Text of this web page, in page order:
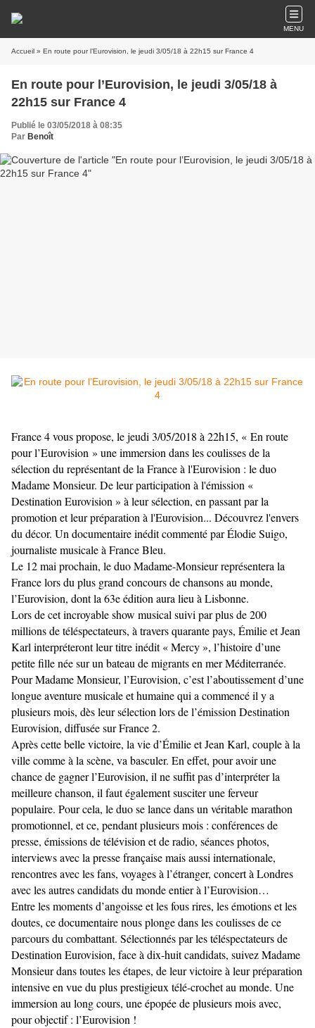
MENU
Accueil » En route pour l’Eurovision, le jeudi 3/05/18 à 22h15 sur France 4
En route pour l’Eurovision, le jeudi 3/05/18 à
22h15 sur France 4
Publié le 03/05/2018 à 08:35
Par Benoît
France 4 vous propose, le jeudi 3/05/2018 à 22h15, « En route
pour l’Eurovision » une immersion dans les coulisses de la
sélection du représentant de la France à l'Eurovision : le duo
Madame Monsieur. De leur participation à l'émission «
Destination Eurovision » à leur sélection, en passant par la
promotion et leur préparation à l'Eurovision... Découvrez l'envers
du décor. Un documentaire inédit commenté par Élodie Suigo,
journaliste musicale à France Bleu.
Le 12 mai prochain, le duo Madame-Monsieur représentera la
France lors du plus grand concours de chansons au monde,
l’Eurovision, dont la 63e édition aura lieu à Lisbonne.
Lors de cet incroyable show musical suivi par plus de 200
millions de téléspectateurs, à travers quarante pays, Émilie et Jean
Karl interpréteront leur titre inédit « Mercy », l’histoire d’une
petite fille née sur un bateau de migrants en mer Méditerranée.
Pour Madame Monsieur, l’Eurovision, c’est l’aboutissement d’une
longue aventure musicale et humaine qui a commencé il y a
plusieurs mois, dès leur sélection lors de l’émission Destination
Eurovision, diffusée sur France 2.
Après cette belle victoire, la vie d’Émilie et Jean Karl, couple à la
ville comme à la scène, va basculer. En effet, pour avoir une
chance de gagner l’Eurovision, il ne suffit pas d’interpréter la
meilleure chanson, il faut également susciter une ferveur
populaire. Pour cela, le duo se lance dans un véritable marathon
promotionnel, et ce, pendant plusieurs mois : conférences de
presse, émissions de télévision et de radio, séances photos,
interviews avec la presse française mais aussi internationale,
rencontres avec les fans, voyages à l’étranger, concert à Londres
avec les autres candidats du monde entier à l’Eurovision…
Entre les moments d’angoisse et les fous rires, les émotions et les
doutes, ce documentaire nous plonge dans les coulisses de ce
parcours du combattant. Sélectionnés par les téléspectateurs de
Destination Eurovision, face à dix-huit candidats, suivez Madame
Monsieur dans toutes les étapes, de leur victoire à leur préparation
intensive en vue du plus prestigieux télé-crochet au monde. Une
immersion au long cours, une épopée de plusieurs mois avec,
pour objectif : l’Eurovision !